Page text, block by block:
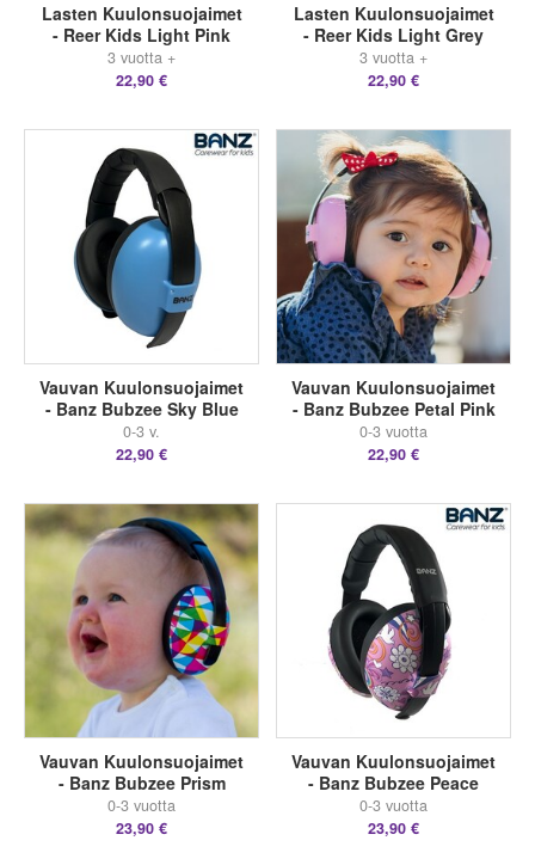
Lasten Kuulonsuojaimet
- Reer Kids Light Pink
3 vuotta +
22,90 €
Lasten Kuulonsuojaimet
- Reer Kids Light Grey
3 vuotta +
22,90 €
Vauvan Kuulonsuojaimet
- Banz Bubzee Sky Blue
0-3 v.
22,90 €
Vauvan Kuulonsuojaimet
- Banz Bubzee Petal Pink
0-3 vuotta
22,90 €
Vauvan Kuulonsuojaimet
- Banz Bubzee Prism
0-3 vuotta
23,90 €
Vauvan Kuulonsuojaimet
- Banz Bubzee Peace
0-3 vuotta
23,90 €